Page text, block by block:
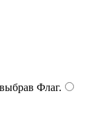
Флаг.